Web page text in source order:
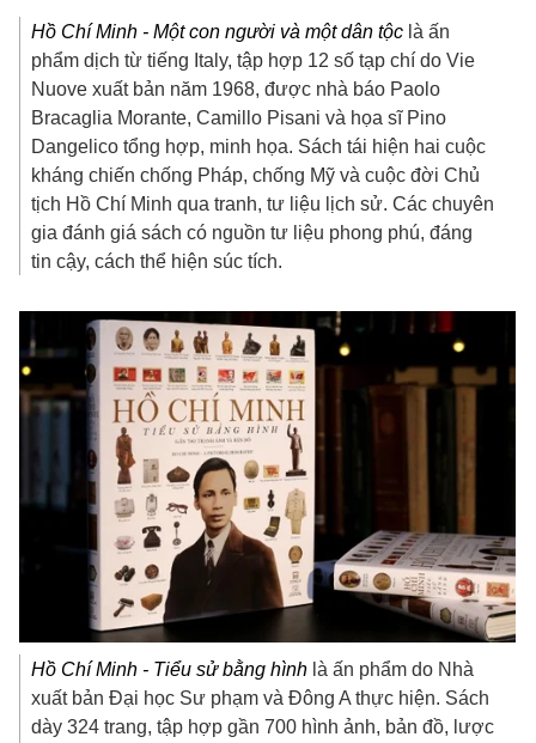
Hồ Chí Minh - Một con người và một dân tộc là ấn
phẩm dịch từ tiếng Italy, tập hợp 12 số tạp chí do Vie
Nuove xuất bản năm 1968, được nhà báo Paolo
Bracaglia Morante, Camillo Pisani và họa sĩ Pino
Dangelico tổng hợp, minh họa. Sách tái hiện hai cuộc
kháng chiến chống Pháp, chống Mỹ và cuộc đời Chủ
tịch Hồ Chí Minh qua tranh, tư liệu lịch sử. Các chuyên
gia đánh giá sách có nguồn tư liệu phong phú, đáng
tin cậy, cách thể hiện súc tích.
Hồ Chí Minh - Tiểu sử bằng hình là ấn phẩm do Nhà
xuất bản Đại học Sư phạm và Đông A thực hiện. Sách
dày 324 trang, tập hợp gần 700 hình ảnh, bản đồ, lược